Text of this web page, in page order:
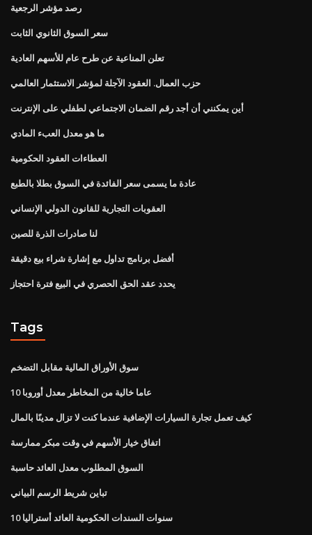
رصد مؤشر الرجعية
سعر السوق الثانوي الثابت
تعلن المناعية عن طرح عام للأسهم العادية
حزب العمال. العقود الآجلة لمؤشر الاستثمار العالمي
أين يمكنني أن أجد رقم الضمان الاجتماعي لطفلي على الإنترنت
ما هو معدل العبء المادي
العطاءات العقود الحكومية
عادة ما يسمى سعر الفائدة في السوق بطلا بالطبع
العقوبات التجارية للقانون الدولي الإنساني
لنا صادرات الذرة للصين
أفضل برنامج تداول مع إشارة شراء بيع دقيقة
يحدد عقد الحق الحصري في البيع فترة احتجاز
Tags
سوق الأوراق المالية مقابل التضخم
10 عاما خالية من المخاطر معدل أوروبا
كيف تعمل تجارة السيارات الإضافية عندما كنت لا تزال مدينًا بالمال
اتفاق خيار الأسهم في وقت مبكر ممارسة
السوق المطلوب معدل العائد حاسبة
تباين شريط الرسم البياني
10 سنوات السندات الحكومية العائد أستراليا